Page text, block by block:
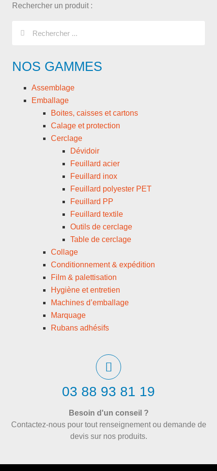
Rechercher un produit :
NOS GAMMES
Assemblage
Emballage
Boites, caisses et cartons
Calage et protection
Cerclage
Dévidoir
Feuillard acier
Feuillard inox
Feuillard polyester PET
Feuillard PP
Feuillard textile
Outils de cerclage
Table de cerclage
Collage
Conditionnement & expédition
Film & palettisation
Hygiène et entretien
Machines d’emballage
Marquage
Rubans adhésifs
03 88 93 81 19
Besoin d'un conseil ?
Contactez-nous pour tout renseignement ou demande de
devis sur nos produits.